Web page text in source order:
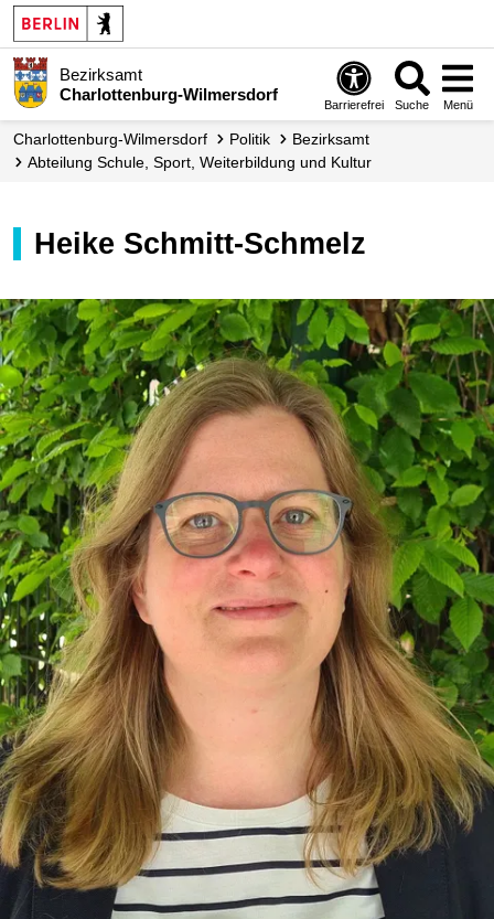
Bezirksamt
Charlottenburg-Wilmersdorf
Barrierefrei Suche Menü
Charlottenburg-Wilmersdorf Politik
Bezirksamt
Abteilung Schule, Sport, Weiterbildung und Kultur
Heike Schmitt-Schmelz